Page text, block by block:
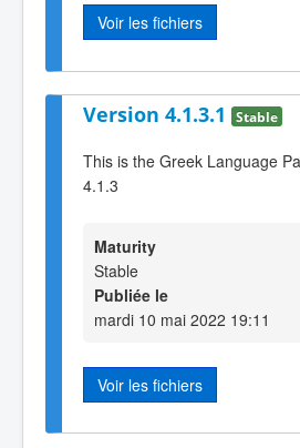
Voir les fichiers
Version 4.1.3.1 Stable
This is the Greek Language
4.1.3
Maturity
Stable
Publiée le
mardi 10 mai 2022 19:11
Voir les fichiers